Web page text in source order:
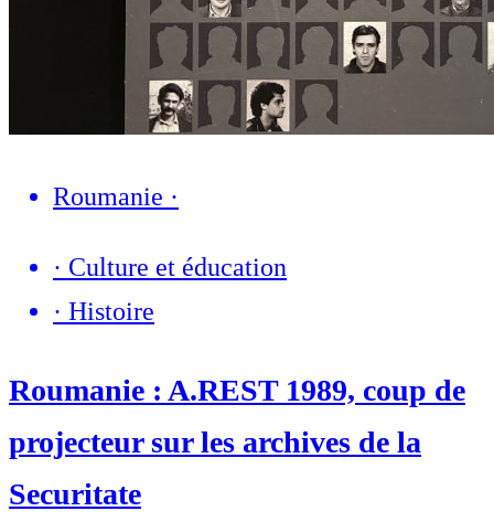
Roumanie ·
· Culture et éducation
· Histoire
Roumanie : A.REST 1989, coup de
projecteur sur les archives de la
Securitate